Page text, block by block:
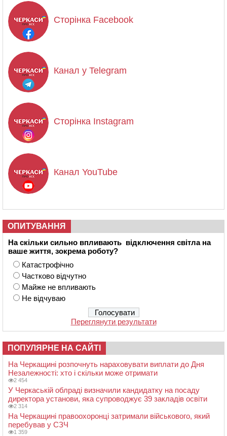
Сторінка Facebook
Канал у Telegram
Сторінка Instagram
Канал YouTube
ОПИТУВАННЯ
На скільки сильно впливають відключення світла на
ваше життя, зокрема роботу?
Катастрофічно
Частково відчутно
Майже не впливають
Не відчуваю
Переглянути результати
ПОПУЛЯРНЕ НА САЙТІ
На Черкащині розпочнуть нараховувати виплати до Дня
Незалежності: хто і скільки може отримати
2 454
У Черкаській облраді визначили кандидатку на посаду
директора установи, яка супроводжує 39 закладів освіти
2 314
На Черкащині правоохоронці затримали військового, який
перебував у СЗЧ
1 359